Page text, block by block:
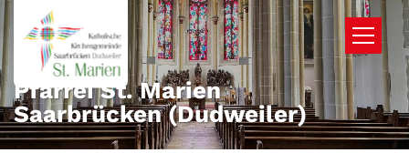
Zum Inhalt springen
Pfarrei St. Marien
Saarbrücken (Dudweiler)